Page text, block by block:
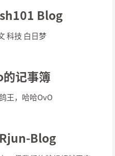
Blog
科技 白日梦
的记事簿
王，哈哈OvO
Blog